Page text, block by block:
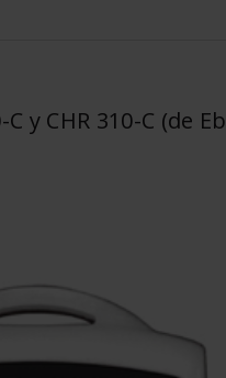
y CHR 310-C (de